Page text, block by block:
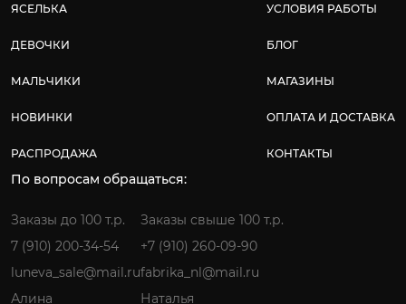
ЯСЕЛЬКА
ДЕВОЧКИ
МАЛЬЧИКИ
НОВИНКИ
РАСПРОДАЖА
УСЛОВИЯ РАБОТЫ
БЛОГ
МАГАЗИНЫ
ОПЛАТА И ДОСТАВКА
КОНТАКТЫ
По вопросам обращаться:
Заказы до 100 т.р.
7 (910) 200-34-54
luneva_sale@mail.ru
Алина
Заказы свыше 100 т.р.
+7 (910) 260-09-90
fabrika_nl@mail.ru
Наталья